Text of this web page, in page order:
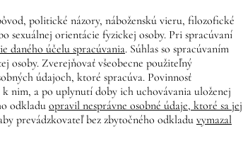
politické názory, náboženskú vieru, filozofické
sexuálnej orientácie fyzickej osoby. Pri spracúvaní
daného účelu spracúvania. Súhlas so spracúvaním
osoby. Zverejňovať všeobecne použiteľný
údajoch, ktoré spracúva. Povinnosť
nim, a po uplynutí doby ich uchovávania uloženej
odkladu opravil nesprávne osobné údaje, ktoré sa jej
prevádzkovateľ bez zbytočného odkladu vymazal